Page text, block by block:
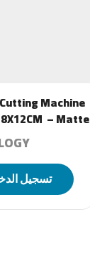
Machine
– Matte
تسجيل